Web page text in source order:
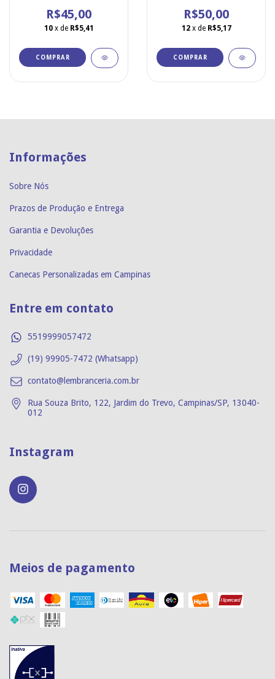
Pet
R$45,00
10 x de R$5,41
R$50,00
12 x de R$5,17
COMPRAR
Informações
Sobre Nós
Prazos de Produção e Entrega
Garantia e Devoluções
Privacidade
Canecas Personalizadas em Campinas
Entre em contato
5519999057472
(19) 99905-7472 (Whatsapp)
contato@lembranceria.com.br
Rua Souza Brito, 122, Jardim do Trevo, Campinas/SP, 13040-
012
Instagram
Meios de pagamento